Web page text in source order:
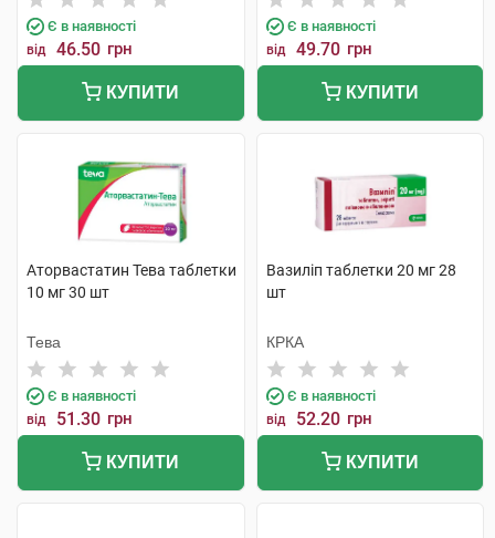
Є в наявності
від 46.50 грн
КУПИТИ
Є в наявності
від 49.70 грн
КУПИТИ
Аторвастатин Тева таблетки
10 мг 30 шт
Тева
Є в наявності
від 51.30 грн
КУПИТИ
Вазиліп таблетки 20 мг 28
шт
КРКА
Є в наявності
від 52.20 грн
КУПИТИ